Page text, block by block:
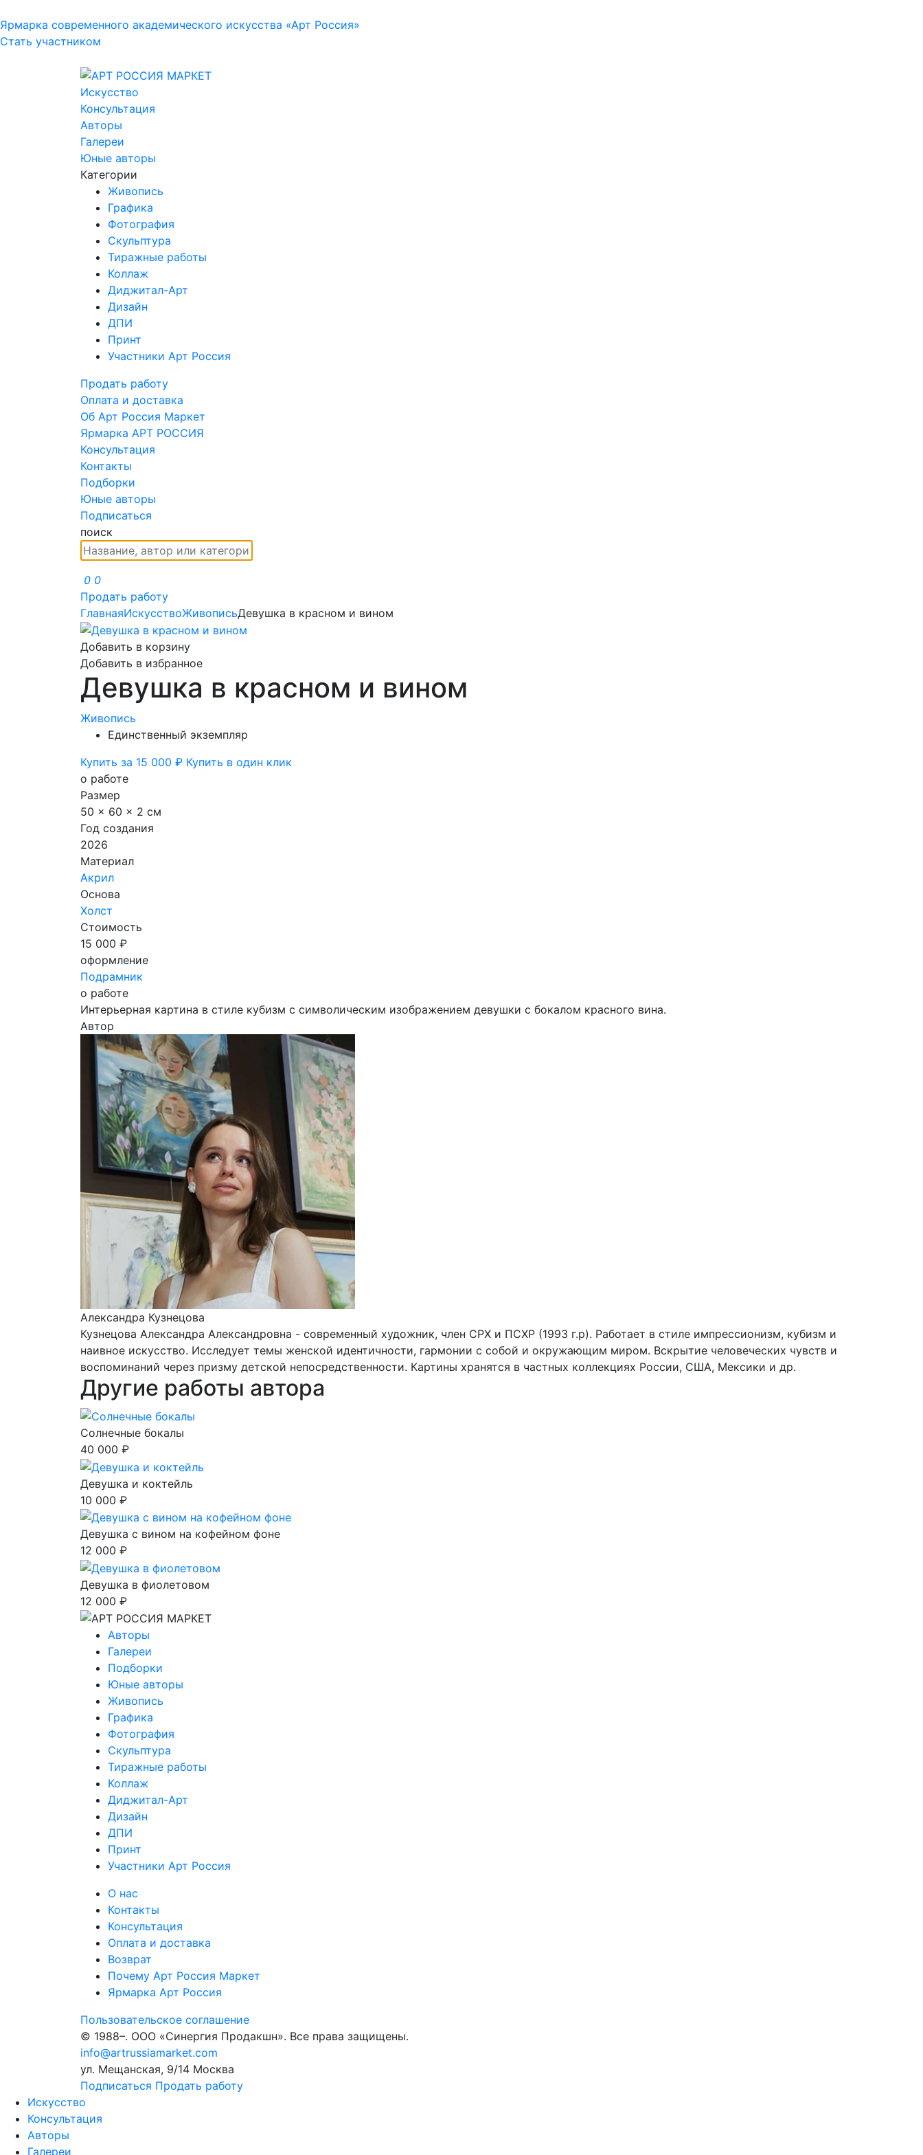
Ярмарка современного академического искусства «Арт Россия»
Стать участником
Искусство
Консультация
Авторы
Галереи
Юные авторы
Категории
Живопись
Графика
Фотография
Скульптура
Тиражные работы
Коллаж
Диджитал-Арт
Дизайн
ДПИ
Принт
Участники Арт Россия
Продать работу
Оплата и доставка
Об Арт Россия Маркет
Ярмарка АРТ РОССИЯ
Консультация
Контакты
Подборки
Юные авторы
Подписаться
поиск
0 0
Продать работу
ГлавнаяИскусствоЖивописьДевушка в красном и вином
Добавить в корзину
Добавить в избранное
Девушка в красном и вином
Живопись
Единственный экземпляр
Купить за 15 000 ₽ Купить в один клик
о работе
Размер
50 x 60 x 2 см
Год создания
2026
Материал
Акрил
Основа
Холст
Стоимость
15 000 ₽
оформление
Подрамник
о работе
Интерьерная картина в стиле кубизм с символическим изображением девушки с бокалом красного вина.
Автор
Александра Кузнецова
Кузнецова Александра Александровна - современный художник, член СРХ и ПСХР (1993 г.р). Работает в стиле импрессионизм, кубизм и
наивное искусство. Исследует темы женской идентичности, гармонии с собой и окружающим миром. Вскрытие человеческих чувств и
воспоминаний через призму детской непосредственности. Картины хранятся в частных коллекциях России, США, Мексики и др.
Другие работы автора
Солнечные бокалы
40 000 ₽
Девушка и коктейль
10 000 ₽
Девушка с вином на кофейном фоне
12 000 ₽
Девушка в фиолетовом
12 000 ₽
Авторы
Галереи
Подборки
Юные авторы
Живопись
Графика
Фотография
Скульптура
Тиражные работы
Коллаж
Диджитал-Арт
Дизайн
ДПИ
Принт
Участники Арт Россия
О нас
Контакты
Консультация
Оплата и доставка
Возврат
Почему Арт Россия Маркет
Ярмарка Арт Россия
Пользовательское соглашение
© 1988–. ООО «Синергия Продакшн». Все права защищены.
info@artrussiamarket.com
ул. Мещанская, 9/14 Москва
Подписаться Продать работу
Искусство
Консультация
Авторы
Галереи